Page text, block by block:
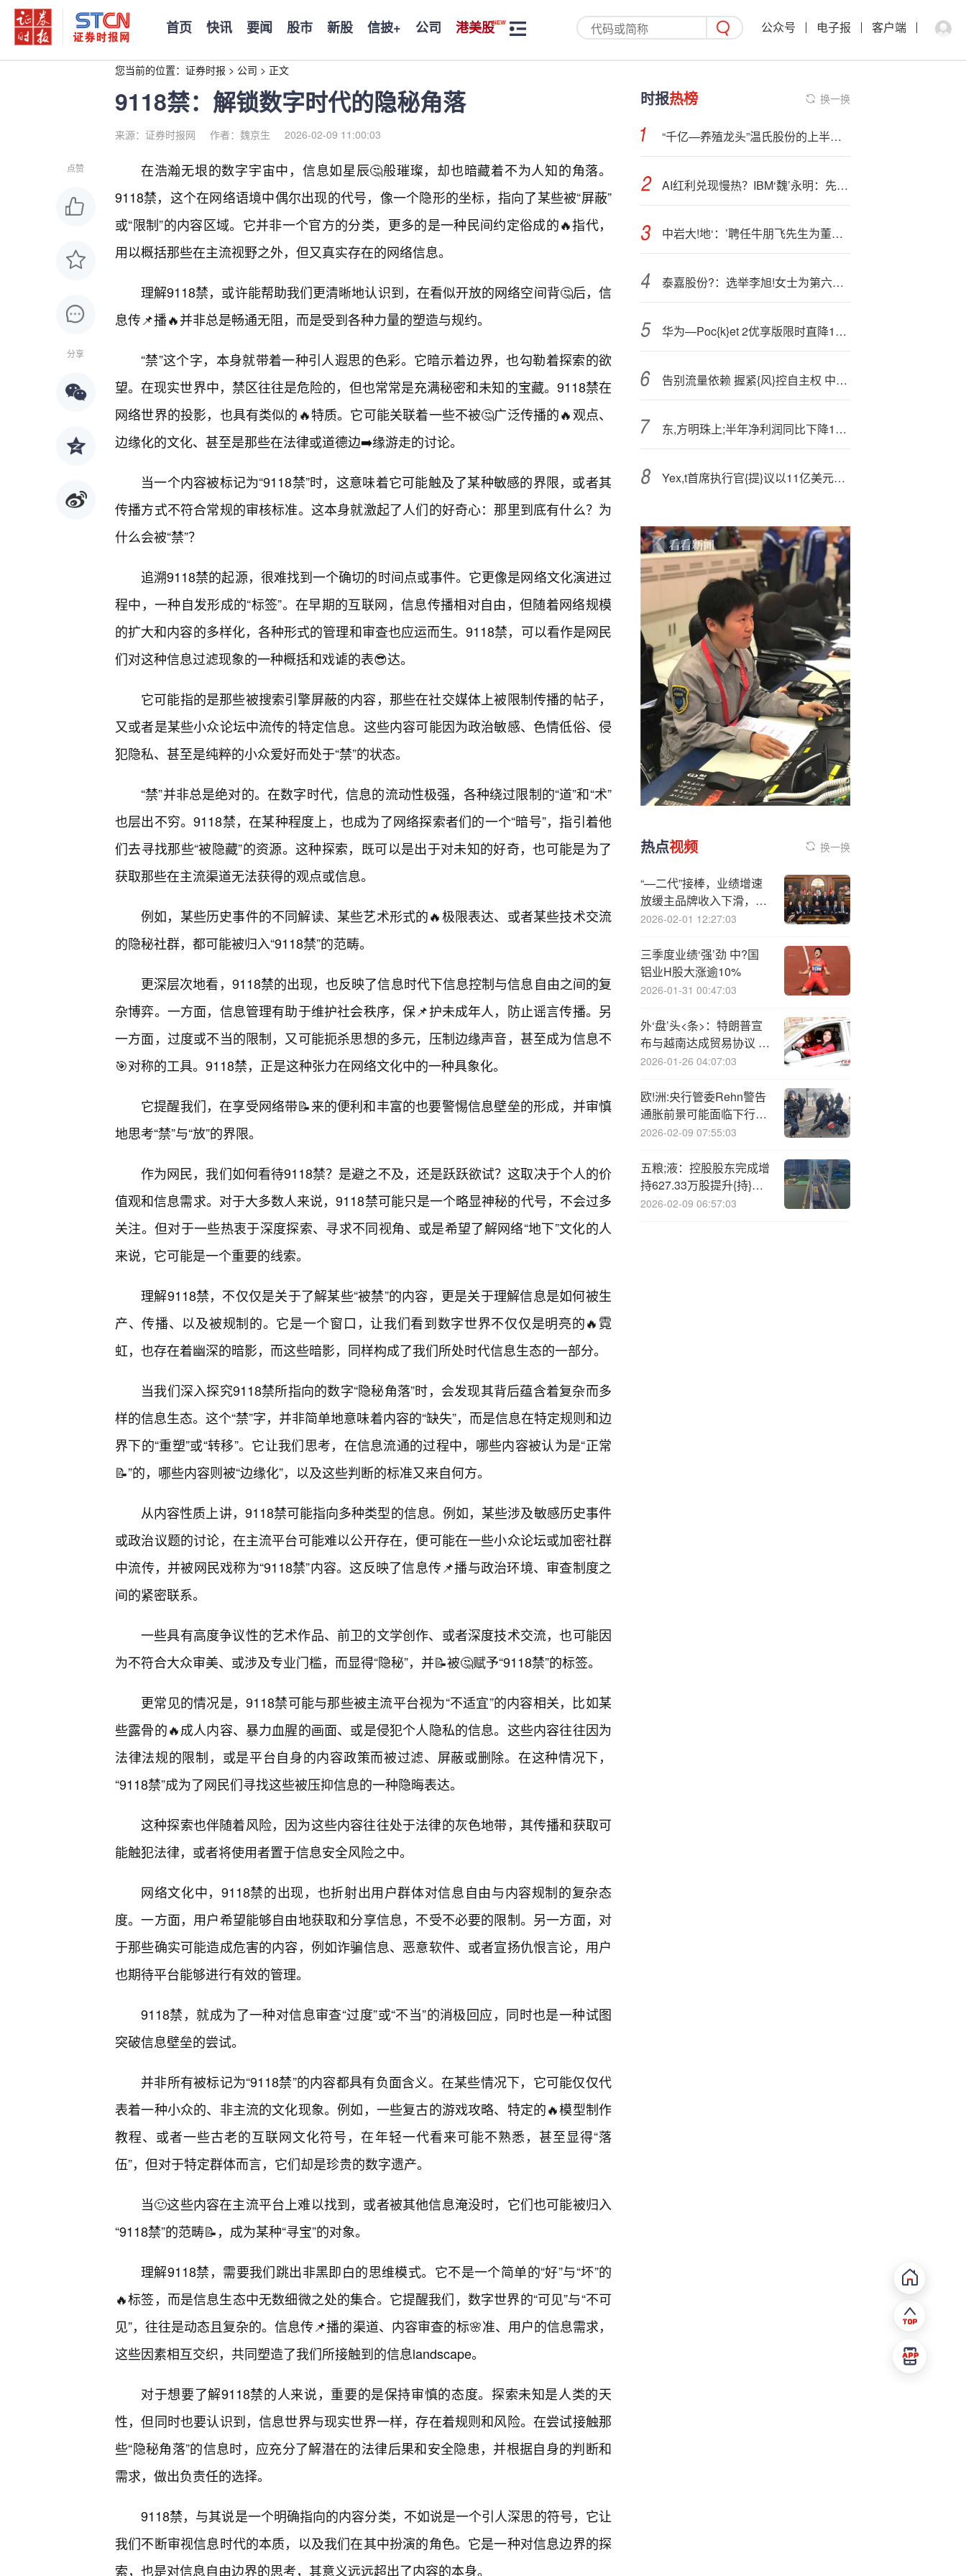
首页 快讯 要闻 股市 新股 信披+ 公司 港美股 公众号 电子报 客户端
您当前的位置： 证券时报 > 公司 > 正文
9118禁：解锁数字时代的隐秘角落
来源：证券时报网 作者：魏京生 2026-02-09 11:00:03
点赞
分享
在浩瀚无垠的数字宇宙中，信息如星辰🤔般璀璨，却也暗藏着不为人知的角落。
9118禁，这个在网络语境中偶尔出现的代号，像一个隐形的坐标，指向了某些被“屏蔽”
或“限制”的内容区域。它并非一个官方的分类，更多的是一种民间约定俗成的🔥指代，
用以概括那些在主流视野之外，但又真实存在的网络信息。
理解9118禁，或许能帮助我们更清晰地认识到，在看似开放的网络空间背🤔后，信
息传📌播🔥并非总是畅通无阻，而是受到各种力量的塑造与规约。
“禁”这个字，本身就带着一种引人遐思的色彩。它暗示着边界，也勾勒着探索的欲
望。在现实世界中，禁区往往是危险的，但也常常是充满秘密和未知的宝藏。9118禁在
网络世界的投影，也具有类似的🔥特质。它可能关联着一些不被🤔广泛传播的🔥观点、
边缘化的文化、甚至是那些在法律或道德边➡️缘游走的讨论。
当一个内容被标记为“9118禁”时，这意味着它可能触及了某种敏感的界限，或者其
传播方式不符合常规的审核标准。这本身就激起了人们的好奇心：那里到底有什么？为
什么会被“禁”？
追溯9118禁的起源，很难找到一个确切的时间点或事件。它更像是网络文化演进过
程中，一种自发形成的“标签”。在早期的互联网，信息传播相对自由，但随着网络规模
的扩大和内容的多样化，各种形式的管理和审查也应运而生。9118禁，可以看作是网民
们对这种信息过滤现象的一种概括和戏谑的表😎达。
它可能指的是那些被搜索引擎屏蔽的内容，那些在社交媒体上被限制传播的帖子，
又或者是某些小众论坛中流传的特定信息。这些内容可能因为政治敏感、色情低俗、侵
犯隐私、甚至是纯粹的小众爱好而处于“禁”的状态。
“禁”并非总是绝对的。在数字时代，信息的流动性极强，各种绕过限制的“道”和“术”
也层出不穷。9118禁，在某种程度上，也成为了网络探索者们的一个“暗号”，指引着他
们去寻找那些“被隐藏”的资源。这种探索，既可以是出于对未知的好奇，也可能是为了
获取那些在主流渠道无法获得的观点或信息。
例如，某些历史事件的不同解读、某些艺术形式的🔥极限表达、或者某些技术交流
的隐秘社群，都可能被归入“9118禁”的范畴。
更深层次地看，9118禁的出现，也反映了信息时代下信息控制与信息自由之间的复
杂博弈。一方面，信息管理有助于维护社会秩序，保📌护未成年人，防止谣言传播。另
一方面，过度或不当的限制，又可能扼杀思想的多元，压制边缘声音，甚至成为信息不
🎯对称的工具。9118禁，正是这种张力在网络文化中的一种具象化。
它提醒我们，在享受网络带📝来的便利和丰富的也要警惕信息壁垒的形成，并审慎
地思考“禁”与“放”的界限。
作为网民，我们如何看待9118禁？是避之不及，还是跃跃欲试？这取决于个人的价
值观和信息需求。对于大多数人来说，9118禁可能只是一个略显神秘的代号，不会过多
关注。但对于一些热衷于深度探索、寻求不同视角、或是希望了解网络“地下”文化的人
来说，它可能是一个重要的线索。
理解9118禁，不仅仅是关于了解某些“被禁”的内容，更是关于理解信息是如何被生
产、传播、以及被规制的。它是一个窗口，让我们看到数字世界不仅仅是明亮的🔥霓
虹，也存在着幽深的暗影，而这些暗影，同样构成了我们所处时代信息生态的一部分。
当我们深入探究9118禁所指向的数字“隐秘角落”时，会发现其背后蕴含着复杂而多
样的信息生态。这个“禁”字，并非简单地意味着内容的“缺失”，而是信息在特定规则和边
界下的“重塑”或“转移”。它让我们思考，在信息流通的过程中，哪些内容被认为是“正常
📝”的，哪些内容则被“边缘化”，以及这些判断的标准又来自何方。
从内容性质上讲，9118禁可能指向多种类型的信息。例如，某些涉及敏感历史事件
或政治议题的讨论，在主流平台可能难以公开存在，便可能在一些小众论坛或加密社群
中流传，并被网民戏称为“9118禁”内容。这反映了信息传📌播与政治环境、审查制度之
间的紧密联系。
一些具有高度争议性的艺术作品、前卫的文学创作、或者深度技术交流，也可能因
为不符合大众审美、或涉及专业门槛，而显得“隐秘”，并📝被🤔赋予“9118禁”的标签。
更常见的情况是，9118禁可能与那些被主流平台视为“不适宜”的内容相关，比如某
些露骨的🔥成人内容、暴力血腥的画面、或是侵犯个人隐私的信息。这些内容往往因为
法律法规的限制，或是平台自身的内容政策而被过滤、屏蔽或删除。在这种情况下，
“9118禁”成为了网民们寻找这些被压抑信息的一种隐晦表达。
这种探索也伴随着风险，因为这些内容往往处于法律的灰色地带，其传播和获取可
能触犯法律，或者将使用者置于信息安全风险之中。
网络文化中，9118禁的出现，也折射出用户群体对信息自由与内容规制的复杂态
度。一方面，用户希望能够自由地获取和分享信息，不受不必要的限制。另一方面，对
于那些确实可能造成危害的内容，例如诈骗信息、恶意软件、或者宣扬仇恨言论，用户
也期待平台能够进行有效的管理。
9118禁，就成为了一种对信息审查“过度”或“不当”的消极回应，同时也是一种试图
突破信息壁垒的尝试。
并非所有被标记为“9118禁”的内容都具有负面含义。在某些情况下，它可能仅仅代
表着一种小众的、非主流的文化现象。例如，一些复古的游戏攻略、特定的🔥模型制作
教程、或者一些古老的互联网文化符号，在年轻一代看来可能不熟悉，甚至显得“落
伍”，但对于特定群体而言，它们却是珍贵的数字遗产。
当🙂这些内容在主流平台上难以找到，或者被其他信息淹没时，它们也可能被归入
“9118禁”的范畴📝，成为某种“寻宝”的对象。
理解9118禁，需要我们跳出非黑即白的思维模式。它不是一个简单的“好”与“坏”的
🔥标签，而是信息生态中无数细微之处的集合。它提醒我们，数字世界的“可见”与“不可
见”，往往是动态且复杂的。信息传📌播的渠道、内容审查的标🌸准、用户的信息需求，
这些因素相互交织，共同塑造了我们所接触到的信息landscape。
对于想要了解9118禁的人来说，重要的是保持审慎的态度。探索未知是人类的天
性，但同时也要认识到，信息世界与现实世界一样，存在着规则和风险。在尝试接触那
些“隐秘角落”的信息时，应充分了解潜在的法律后果和安全隐患，并根据自身的判断和
需求，做出负责任的选择。
9118禁，与其说是一个明确指向的内容分类，不如说是一个引人深思的符号，它让
我们不断审视信息时代的本质，以及我们在其中扮演的角色。它是一种对信息边界的探
索，也是对信息自由边界的思考，其意义远远超出了内容的本身。
时报热榜 换一换
“千亿—养殖龙头”温氏股份的上半年：收入近500亿元 猪鸡销量双增，养猪赚钱但养鸡亏损
AI红利兑现慢热？IBM‘魏’永明：先重塑流程，再谈降本增效
中岩大!地‘：’聘任牛朋飞先生为董事会秘书及证券事务代表
泰嘉股份?：选举李旭!女士为第六届董事会职工代表董事
华为—Poc{k}et 2优享版限时直降1000元，起售价4499元
告别流量依赖 握紧{风}控自主权 中小银行与助贷机构合作逻辑生变
东,方明珠上;半年净利润同比下降18.65% 5G人联卡用户数达175万户
Yex,t首席执行官{提}议以11亿美元交易将公司私有化
热点视频 换一换
“—二代”接棒，业绩增速
放缓主品牌收入下滑，珀
莱雅拟赴港IPO
2026-02-01 12:27:03
三季度业绩‘强’劲 中?国
铝业H股大涨逾10%
2026-01-31 00:47:03
外‘盘’头<条>：特朗普宣
布与越南达成贸易协议 特
斯拉公布车辆交付量下降
鲍威尔欺诈
2026-01-26 04:07:03
欧!洲:央行管委Rehn警告
通胀前景可能面临下行风
险
2026-02-09 07:55:03
五粮;液：控股股东完成增
持627.33万股提升{持}股
比例至20.65%
2026-02-09 06:57:03